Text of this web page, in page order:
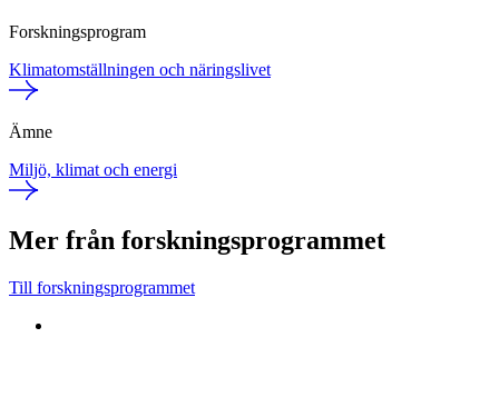
Forskningsprogram
Klimatomställningen och näringslivet
Ämne
Miljö, klimat och energi
Mer från forskningsprogrammet
Till forskningsprogrammet